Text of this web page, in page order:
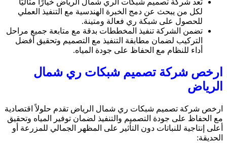
تُعد شركة تصميم شبكات الري شمال الرياض خيارًا مثاليًا
لكل من يبحث عن دمج الخبرة الهندسية مع التنفيذ العملي
للحصول على شبكة ري فعالة ومتينة.
تضمن الشركة تنفيذ المخططات بدقة مع متابعة جميع مراحل
التركيب لضمان مطابقة التنفيذ مع التصميم وتحقيق أفضل
أداء للنظام مع الحفاظ على جودة المياه.
ارخص شركة تصميم شبكات ري شمال
الرياض
ارخص شركة تصميم شبكات ري شمال الرياض تقدم حلولاً اقتصادية
مع الحفاظ على جودة التصميم والتنفيذ لضمان توفير المياه وتحقيق
أعلى إنتاجية للنباتات دون التأثير على المظهر الجمالي للمزرعة أو
الحديقة: